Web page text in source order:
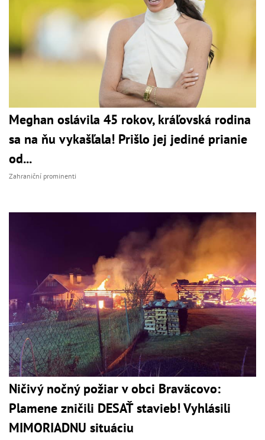
Meghan oslávila 45 rokov, kráľovská rodina
sa na ňu vykašľala! Prišlo jej jediné prianie
od...
Zahraniční prominenti
Ničivý nočný požiar v obci Braväcovo:
Plamene zničili DESAŤ stavieb! Vyhlásili
MIMORIADNU situáciu